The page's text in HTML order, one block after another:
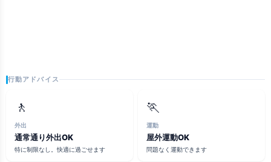
行動アドバイス
🚶
外出
通常通り外出OK
特に制限なし。快適に過ごせます
🏃
運動
屋外運動OK
問題なく運動できます